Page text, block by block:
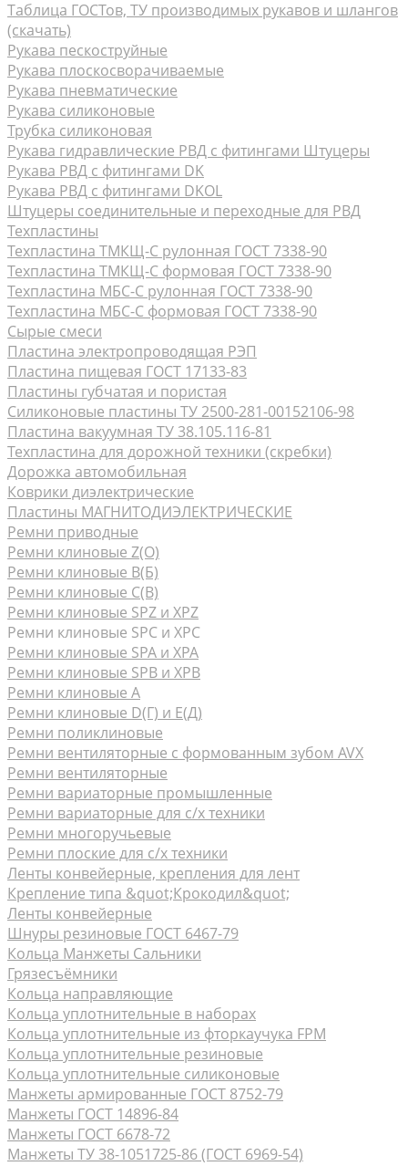
Таблица ГОСТов, ТУ производимых рукавов и шлангов
(скачать)
Рукава пескоструйные
Рукава плоскосворачиваемые
Рукава пневматические
Рукава силиконовые
Трубка силиконовая
Рукава гидравлические РВД с фитингами Штуцеры
Рукава РВД с фитингами DK
Рукава РВД с фитингами DKOL
Штуцеры соединительные и переходные для РВД
Техпластины
Техпластина ТМКЩ-С рулонная ГОСТ 7338-90
Техпластина ТМКЩ-С формовая ГОСТ 7338-90
Техпластина МБС-С рулонная ГОСТ 7338-90
Техпластина МБС-С формовая ГОСТ 7338-90
Сырые смеси
Пластина электропроводящая РЭП
Пластина пищевая ГОСТ 17133-83
Пластины губчатая и пористая
Силиконовые пластины ТУ 2500-281-00152106-98
Пластина вакуумная ТУ 38.105.116-81
Техпластина для дорожной техники (скребки)
Дорожка автомобильная
Коврики диэлектрические
Пластины МАГНИТОДИЭЛЕКТРИЧЕСКИЕ
Ремни приводные
Ремни клиновые Z(О)
Ремни клиновые В(Б)
Ремни клиновые С(В)
Ремни клиновые SPZ и XPZ
Ремни клиновые SPC и XPC
Ремни клиновые SPA и XPA
Ремни клиновые SPB и XPB
Ремни клиновые А
Ремни клиновые D(Г) и Е(Д)
Ремни поликлиновые
Ремни вентиляторные с формованным зубом AVX
Ремни вентиляторные
Ремни вариаторные промышленные
Ремни вариаторные для с/х техники
Ремни многоручьевые
Ремни плоские для с/х техники
Ленты конвейерные, крепления для лент
Крепление типа &quot;Крокодил&quot;
Ленты конвейерные
Шнуры резиновые ГОСТ 6467-79
Кольца Манжеты Сальники
Грязесъёмники
Кольца направляющие
Кольца уплотнительные в наборах
Кольца уплотнительные из фторкаучука FPM
Кольца уплотнительные резиновые
Кольца уплотнительные силиконовые
Манжеты армированные ГОСТ 8752-79
Манжеты ГОСТ 14896-84
Манжеты ГОСТ 6678-72
Манжеты ТУ 38-1051725-86 (ГОСТ 6969-54)